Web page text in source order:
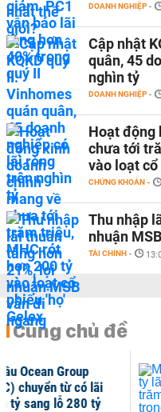
DOANH NGHIỆP -
Cập nhật
quân, 45
nghìn tỷ
DOANH NGHIỆP -
Hoạt động
chưa tới
vào loạt cổ
CHỨNG KHOÁN -
Thu nhập
nhuận
TÀI CHÍNH -
Cùng chủ đề
Một công
tỷ đồng
lướt sóng